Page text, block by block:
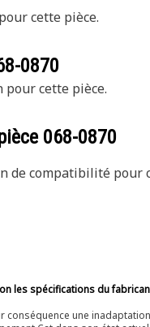
cette pièce.
0870
cette pièce.
068-0870
de compatibilité pour
les spécifications du
une